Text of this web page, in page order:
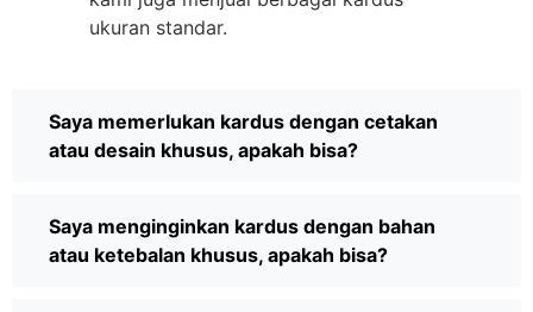
ukuran standar.
Saya memerlukan kardus dengan cetakan
atau desain khusus, apakah bisa?
Saya menginginkan kardus dengan bahan
atau ketebalan khusus, apakah bisa?